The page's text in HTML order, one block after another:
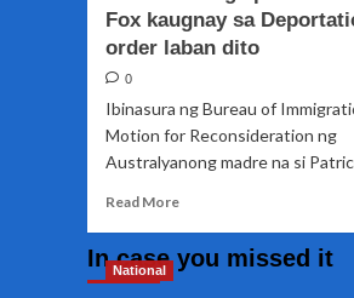
Fox kaugnay sa
order laban dito
0
Ibinasura ng Bureau of
Motion for Reconsideration ng
Australyanong madre na si
Read MoreRead
Bureau
In case you missed it
National